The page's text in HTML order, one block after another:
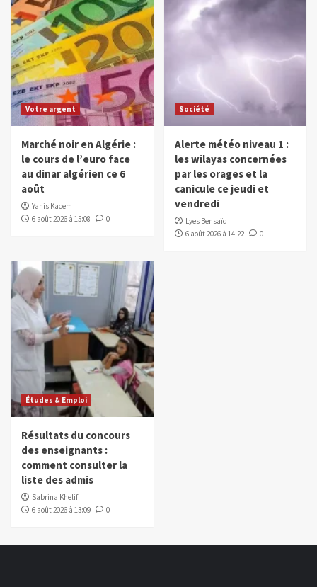
Votre argent
Marché noir en Algérie :
le cours de l’euro face
au dinar algérien ce 6
août
Yanis Kacem
6 août 2026 à 15:08
0
Société
Alerte météo niveau 1 :
les wilayas concernées
par les orages et la
canicule ce jeudi et
vendredi
Lyes Bensaïd
6 août 2026 à 14:22
0
Études & Emploi
Résultats du concours
des enseignants :
comment consulter la
liste des admis
Sabrina Khelifi
6 août 2026 à 13:09
0